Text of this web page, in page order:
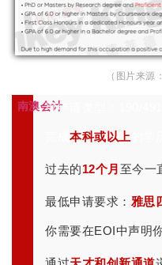
（图片来源
南澳会计
可申请类型：190/491
完成本科或以上
过去的12个月 至今一
最低申请要求： 雅思
你需要在EOI中声明